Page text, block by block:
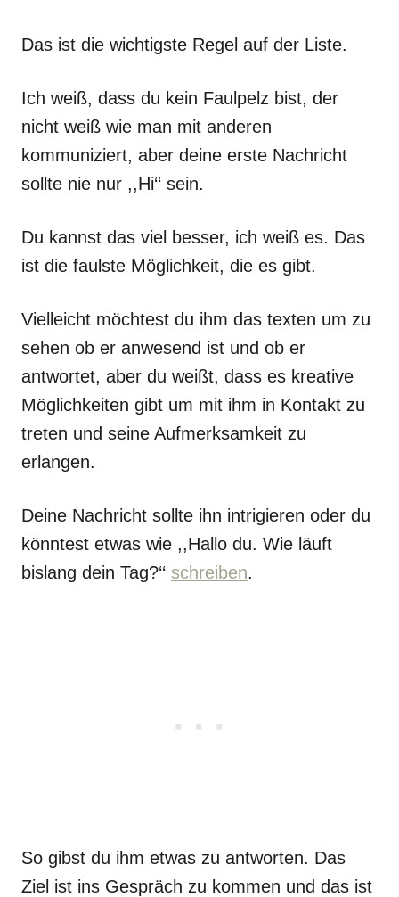
Das ist die wichtigste Regel auf der Liste.
Ich weiß, dass du kein Faulpelz bist, der
nicht weiß wie man mit anderen
kommuniziert, aber deine erste Nachricht
sollte nie nur ,,Hi‘‘ sein.
Du kannst das viel besser, ich weiß es. Das
ist die faulste Möglichkeit, die es gibt.
Vielleicht möchtest du ihm das texten um zu
sehen ob er anwesend ist und ob er
antwortet, aber du weißt, dass es kreative
Möglichkeiten gibt um mit ihm in Kontakt zu
treten und seine Aufmerksamkeit zu
erlangen.
Deine Nachricht sollte ihn intrigieren oder du
könntest etwas wie ,,Hallo du. Wie läuft
bislang dein Tag?‘‘ schreiben.
So gibst du ihm etwas zu antworten. Das
Ziel ist ins Gespräch zu kommen und das ist